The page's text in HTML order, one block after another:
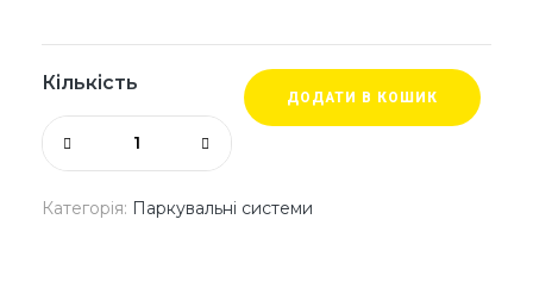
Кількість
ДОДАТИ В КОШИК
Категорія: Паркувальні системи